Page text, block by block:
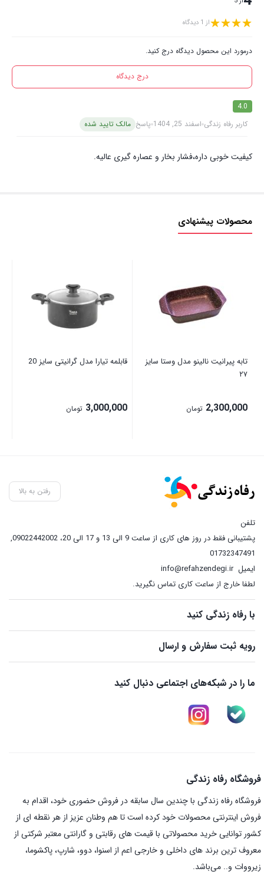
از 1 دیدگاه
درمورد این محصول دیدگاه درج کنید.
درج دیدگاه
4.0
کاربر رفاه زندگی اسفند 25, 1404 پاسخ مالک تایید شده
کیفیت خوبی داره،فشار بخار و عصاره گیری عالیه.
محصولات پیشنهادی
تابه پیرانیت نالینو مدل وستا سایز
۲۷
2,300,000 تومان
قابلمه تیارا مدل گرانیتی سایز 20
3,000,000 تومان
رفتن به بالا
تلفن
پشتیبانی فقط در روز های کاری از ساعت 9 الی 13 و 17 الی 20، 09022442002
,
01732347491
ایمیلinfo@refahzendegi.ir
لطفا خارج از ساعت کاری تماس نگیرید.
با رفاه زندگی کنید
رویه ثبت سفارش و ارسال
ما را در شبکه‌های اجتماعی دنبال کنید
فروشگاه رفاه زندگی
فروشگاه رفاه زندگی با چندین سال سابقه در فروش حضوری خود، اقدام به
فروش اینترنتی محصولات خود کرده است تا هم وطنان عزیز از هر نقطه ای از
کشور توانایی خرید محصولاتی با قیمت های رقابتی و گارانتی معتبر شرکتی از
معروف ترین برند های داخلی و خارجی اعم از اسنوا، دوو، شارپ، پاکشوما،
زیرووات و.. می‌باشد.